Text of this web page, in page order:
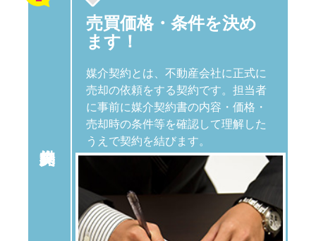
売買価格・条件を決め
ます！
媒介契約とは、不動産会社に正式に
売却の依頼をする契約です。担当者
に事前に媒介契約書の内容・価格・
売却時の条件等を確認して理解した
うえで契約を結びます。